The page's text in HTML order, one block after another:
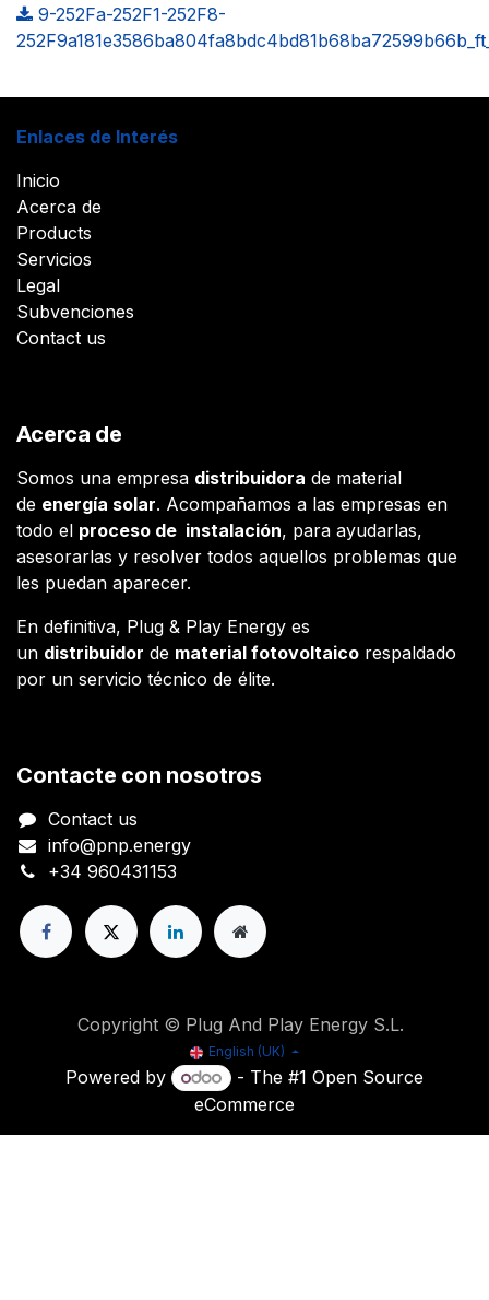
9-252Fa-252F1-252F8-
Enlaces de Interés
Inicio
Acerca de
Products
Servicios
Legal
Subvenciones
Contact us
Acerca de
Somos una empresa distribuidora de material
de energía solar. Acompañamos a las empresas en
todo el proceso de instalación, para ayudarlas,
asesorarlas y resolver todos aquellos problemas que
les puedan aparecer.
En definitiva, Plug & Play Energy es
un distribuidor de material fotovoltaico respaldado
por un servicio técnico de élite.
Contacte con nosotros
Contact us
info@pnp.energy
+34 960431153
Copyright © Plug And Play Energy S.L.
English (UK)
Powered by - The #1 Open Source
eCommerce